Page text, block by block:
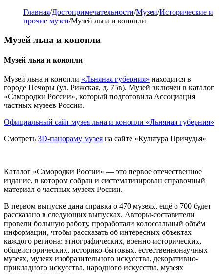
Главная/Достопримечательности/Музеи/Исторические и
прочие музеи/Музей льна и конопли
Музей льна и конопли
Музей льна и конопли
Музей льна и конопли «Льняная губерния» находится в
городе Печоры (ул. Рижская, д. 75в). Музей включен в каталог
«Самородки России», который подготовила Ассоциация
частных музеев России.
Официальный сайт музея льна и конопли «Льняная губерния»
Смотреть 3D-панораму музея на сайте «Культура Причудья»
Каталог «Самородки России» — это первое отечественное
издание, в котором собран и систематизирован справочный
материал о частных музеях России.
В первом выпуске дана справка о 470 музеях, ещё о 700 будет
рассказано в следующих выпусках. Авторы-составители
провели большую работу, проработали колоссальный объём
информации, чтобы рассказать об интересных объектах
каждого региона: этнографических, военно-исторических,
общеисторических, историко-бытовых, естественнонаучных
музеях, музеях изобразительного искусства, декоративно-
прикладного искусства, народного искусства, музеях